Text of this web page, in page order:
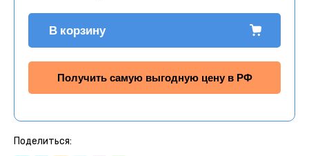
В корзину
Получить самую выгодную цену в РФ
Поделиться: